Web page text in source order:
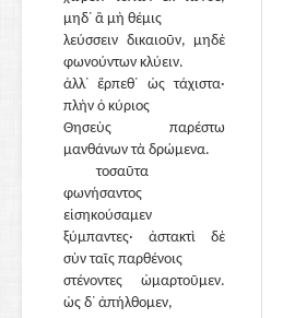
μηδ᾽ ἃ μὴ θέμις
λεύσσειν δικαιοῦν, μηδὲ
φωνούντων κλύειν.
ἀλλ᾽ ἕρπεθ᾽ ὡς τάχιστα·
πλὴν ὁ κύριος
Θησεὺς παρέστω
μανθάνων τὰ δρώμενα.
τοσαῦτα
φωνήσαντος
εἰσηκούσαμεν
ξύμπαντες· ἀστακτὶ δὲ
σὺν ταῖς παρθένοις
στένοντες ὡμαρτοῦμεν.
ὡς δ᾽ ἀπήλθομεν,